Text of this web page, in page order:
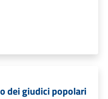
dei giudici popolari